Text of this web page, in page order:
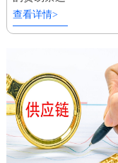
查看详情>